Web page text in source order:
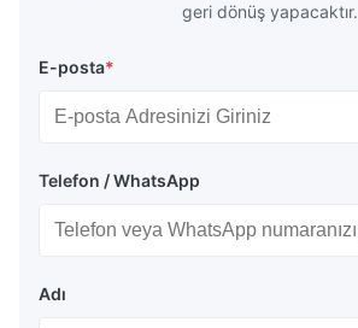
geri dönüş yapacaktır.
E-posta*
Telefon / WhatsApp
Adı